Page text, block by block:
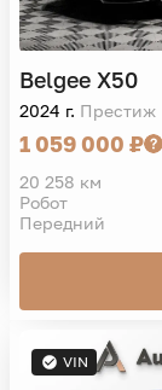
Belgee X50
2024 г. Престиж
1 059 000 ₽
20 258 км
Робот
Передний
VIN